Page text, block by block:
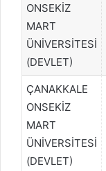
ONSEKİZ
MART
ÜNİVERSİTESİ
(DEVLET)
ÇANAKKALE
ONSEKİZ
MART
ÜNİVERSİTESİ
(DEVLET)